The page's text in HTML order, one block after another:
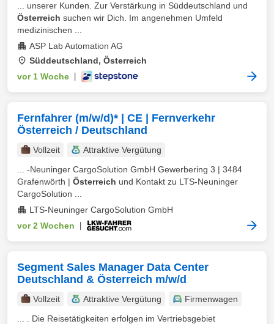
... unserer Kunden. Zur Verstärkung in Süddeutschland und
Österreich suchen wir Dich. Im angenehmen Umfeld
medizinischen ...
ASP Lab Automation AG
Süddeutschland, Österreich
vor 1 Woche
Fernfahrer (m/w/d)* | CE | Fernverkehr
Österreich / Deutschland
Vollzeit
Attraktive Vergütung
... -Neuninger CargoSolution GmbH Gewerbering 3 | 3484
Grafenwörth | Österreich und Kontakt zu LTS-Neuninger
CargoSolution ...
LTS-Neuninger CargoSolution GmbH
vor 2 Wochen
Segment Sales Manager Data Center
Deutschland & Österreich m/w/d
Vollzeit Attraktive Vergütung
Firmenwagen
... . Die Reisetätigkeiten erfolgen im Vertriebsgebiet